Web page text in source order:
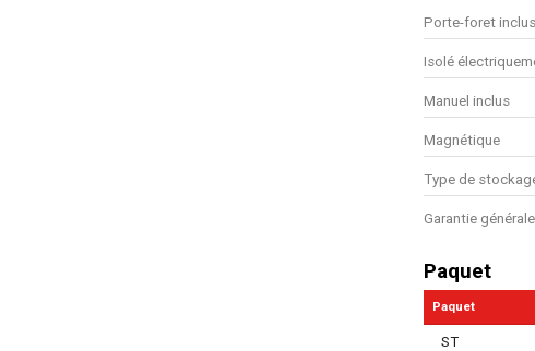
Porte-foret inclus
Isolé
Manuel inclus
Magnétique
Type de
Garantie générale
Paquet
Paquet
ST